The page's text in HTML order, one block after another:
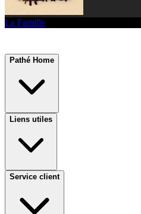
La Famille
Pathé Home
Liens utiles
Service client